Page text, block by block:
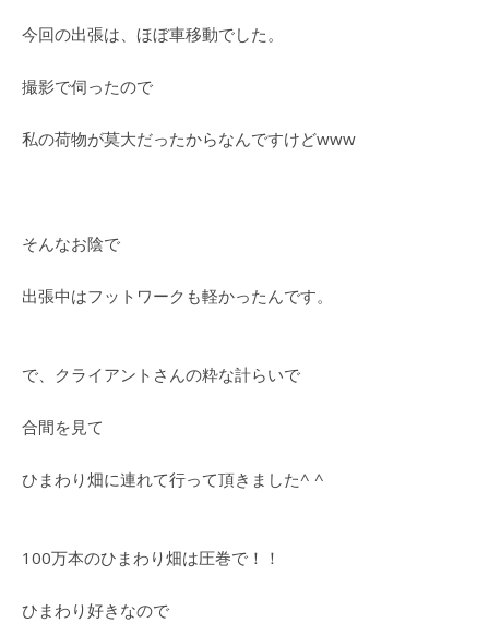
今回の出張は、ほぼ車移動でした。
撮影で伺ったので
私の荷物が莫大だったからなんですけどwww
そんなお陰で
出張中はフットワークも軽かったんです。
で、クライアントさんの粋な計らいで
合間を見て
ひまわり畑に連れて行って頂きました^ ^
100万本のひまわり畑は圧巻で！！
ひまわり好きなので